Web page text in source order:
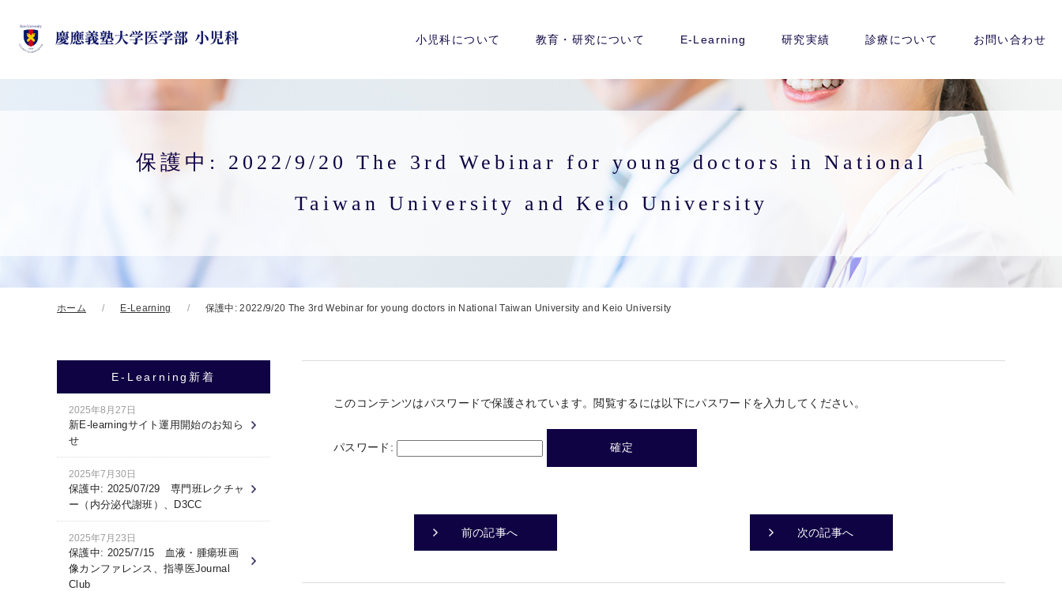
小児科について 教育・研究について E-Learning 研究実績 診療について お問い合わせ
保護中: 2022/9/20 The 3rd Webinar for young doctors in National
Taiwan University and Keio University
ホーム E-Learning 保護中: 2022/9/20 The 3rd Webinar for young doctors in National Taiwan University and Keio University
E-Learning新着
2025年8月27日
新E-learningサイト運用開始のお知ら
せ
2025年7月30日
保護中: 2025/07/29 専門班レクチャ
ー（内分泌代謝班）、D3CC
2025年7月23日
保護中: 2025/7/15 血液・腫瘍班画
像カンファレンス、指導医Journal
Club
このコンテンツはパスワードで保護されています。閲覧するには以下にパスワードを入力してください。
パスワード:
前の記事へ 次の記事へ